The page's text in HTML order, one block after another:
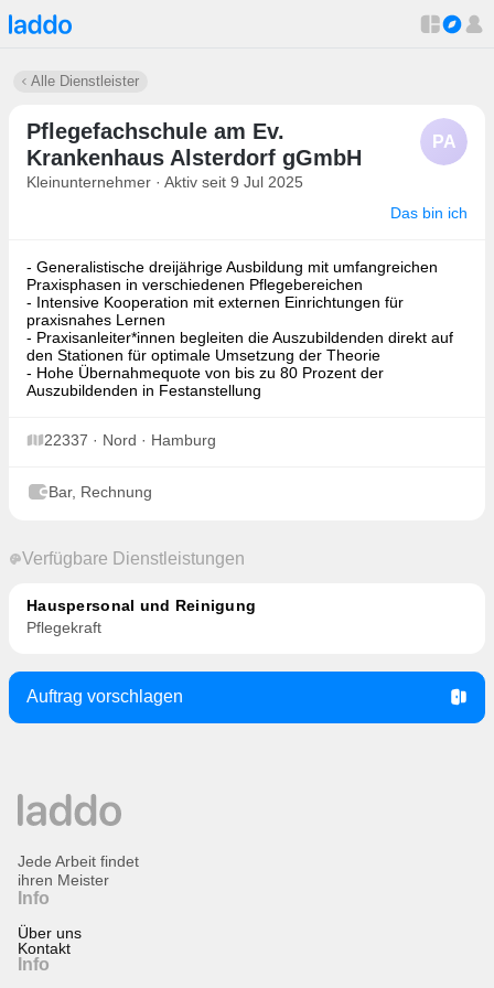
Alle Dienstleister
Pflegefachschule am Ev.
Krankenhaus Alsterdorf gGmbH
Kleinunternehmer · Aktiv seit 9 Jul 2025
PA
Das bin ich
- Generalistische dreijährige Ausbildung mit umfangreichen
Praxisphasen in verschiedenen Pflegebereichen
- Intensive Kooperation mit externen Einrichtungen für
praxisnahes Lernen
- Praxisanleiter*innen begleiten die Auszubildenden direkt auf
den Stationen für optimale Umsetzung der Theorie
- Hohe Übernahmequote von bis zu 80 Prozent der
Auszubildenden in Festanstellung
22337 · Nord · Hamburg
Bar, Rechnung
Verfügbare Dienstleistungen
Hauspersonal und Reinigung
Pflegekraft
Auftrag vorschlagen
Info
Über uns
Kontakt
Info
Jede Arbeit findet
ihren Meister